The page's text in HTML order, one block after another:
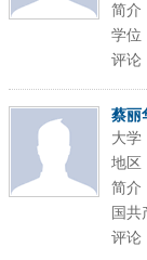
简介
学位
评论
蔡丽
大学
地区
简介
国
评论